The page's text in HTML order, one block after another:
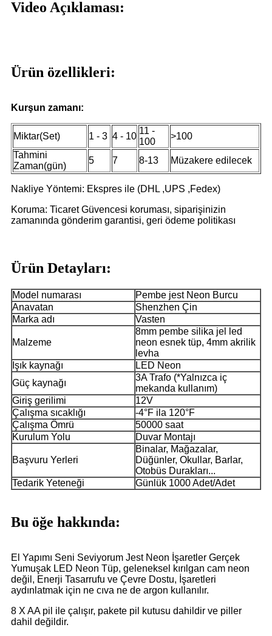
Video Açıklaması:
Ürün özellikleri:
Kurşun zamanı:
Miktar(Set) 1 - 3 4 - 10
11 -
100
>100
Tahmini
Zaman(gün)
5 7 8-13 Müzakere edilecek
Nakliye Yöntemi: Ekspres ile (DHL ,UPS ,Fedex)
Koruma: Ticaret Güvencesi koruması, siparişinizin
zamanında gönderim garantisi, geri ödeme politikası
Ürün Detayları:
Model numarası
Pembe jest Neon Burcu
Anavatan
Shenzhen Çin
Marka adı
Vasten
Malzeme
8mm pembe silika jel led
neon esnek tüp, 4mm akrilik
levha
Işık kaynağı
LED Neon
Güç kaynağı
3A Trafo (*Yalnızca iç
mekanda kullanım)
Giriş gerilimi
12V
Çalışma sıcaklığı
-4°F ila 120°F
Çalışma Ömrü
50000 saat
Kurulum Yolu
Duvar Montajı
Başvuru Yerleri
Binalar, Mağazalar,
Düğünler, Okullar, Barlar,
Otobüs Durakları...
Tedarik Yeteneği
Günlük 1000 Adet/Adet
Bu öğe hakkında:
El Yapımı Seni Seviyorum Jest Neon İşaretler Gerçek
Yumuşak LED Neon Tüp, geleneksel kırılgan cam neon
değil, Enerji Tasarrufu ve Çevre Dostu, İşaretleri
aydınlatmak için ne cıva ne de argon kullanılır.
8 X AA pil ile çalışır, pakete pil kutusu dahildir ve piller
dahil değildir.